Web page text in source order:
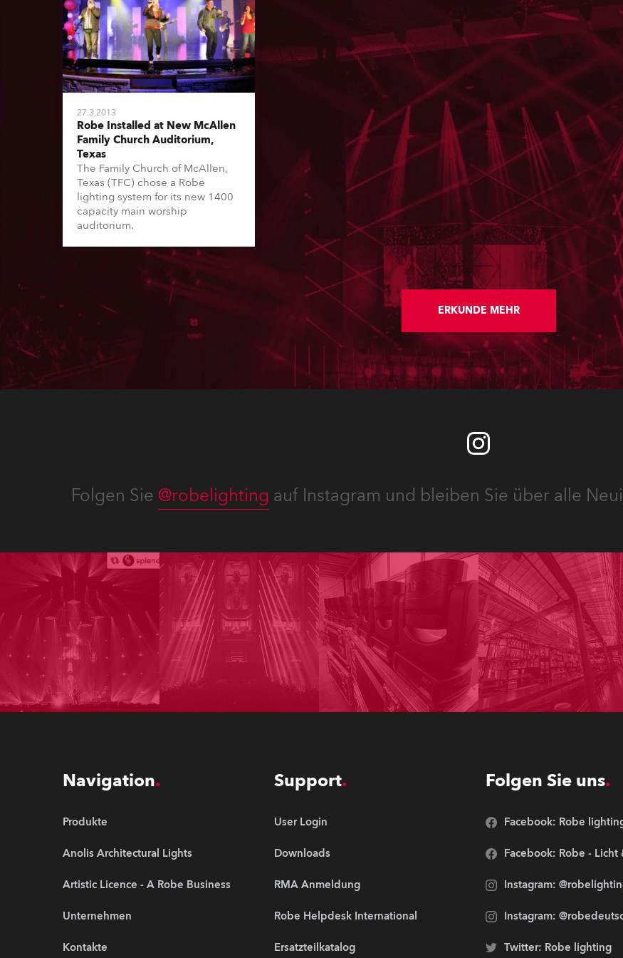
27.3.2013
Robe Installed at New McAllen
Family Church Auditorium,
Texas
The Family Church of McAllen,
Texas (TFC) chose a Robe
lighting system for its new 1400
capacity main worship
auditorium.
ERKUNDE MEHR
Folgen Sie @robelighting auf Instagram und bleiben Sie über alle
Navigation
Produkte
Anolis Architectural Lights
Artistic Licence - A Robe Business
Unternehmen
Kontakte
Support
User Login
Downloads
RMA Anmeldung
Robe Helpdesk International
Ersatzteilkatalog
Folgen Sie uns
Facebook: Robe
Facebook: Robe - Licht
Instagram:
Instagram:
Twitter: Robe lighting